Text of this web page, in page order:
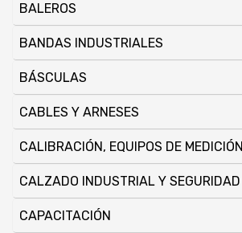
BALEROS
BANDAS INDUSTRIALES
BÁSCULAS
CABLES Y ARNESES
CALIBRACIÓN, EQUIPOS DE MEDICIÓN
CALZADO INDUSTRIAL Y SEGURIDAD
CAPACITACIÓN